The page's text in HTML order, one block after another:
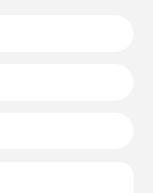
на участке.